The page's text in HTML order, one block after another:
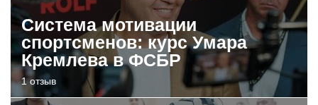
Система мотивации
спортсменов: курс Умара
Кремлева в ФСБР
1 отзыв